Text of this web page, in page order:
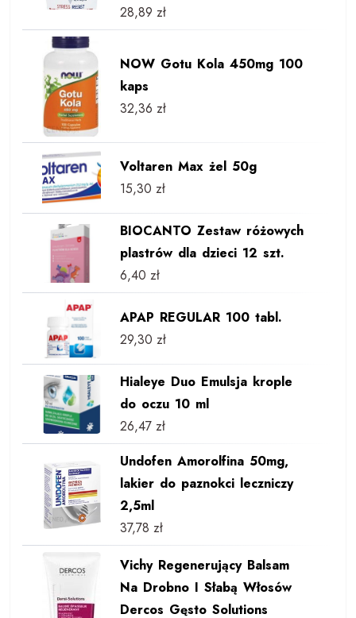
28,89 zł
NOW Gotu Kola 450mg 100
kaps
32,36 zł
Voltaren Max żel 50g
15,30 zł
BIOCANTO Zestaw różowych
plastrów dla dzieci 12 szt.
6,40 zł
APAP REGULAR 100 tabl.
29,30 zł
Hialeye Duo Emulsja krople
do oczu 10 ml
26,47 zł
Undofen Amorolfina 50mg,
lakier do paznokci leczniczy
2,5ml
37,78 zł
Vichy Regenerujący Balsam
Na Drobno I Słabą Włosów
Dercos Gęsto Solutions